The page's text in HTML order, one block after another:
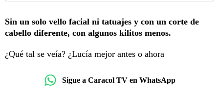
Sin un solo vello facial ni tatuajes y con un corte de
cabello diferente, con algunos kilitos menos.
¿Qué tal se veía? ¿Lucía mejor antes o ahora
Sigue a Caracol TV en WhatsApp